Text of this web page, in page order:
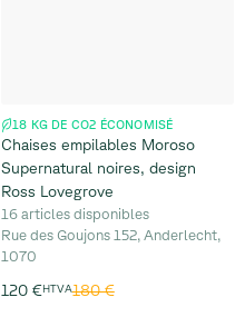
18 KG DE CO2 ÉCONOMISÉ
Chaises empilables Moroso
Supernatural noires, design
Ross Lovegrove
16 articles disponibles
Rue des Goujons 152, Anderlecht,
1070
120 €HTVA180 €